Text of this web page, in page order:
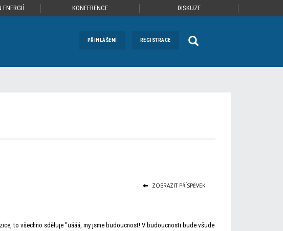
ENERGIÍ KONFERENCE DISKUZE
PŘIHLÁŠENÍ REGISTRACE
ZOBRAZIT PŘÍSPĚVEK
to všechno sděluje "uááá, my jsme budoucnost! V budoucnosti bude všude